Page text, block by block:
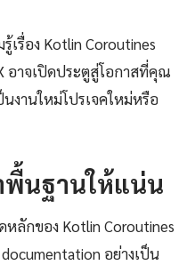
เรื่อง Kotlin Coroutines
อาจเปิดประตูสู่โอกาสที่คุณ
งานใหม่โปรเจคใหม่หรือ
นฐานให้แน่น
หลักของ Kotlin Coroutines
อย่างเป็น